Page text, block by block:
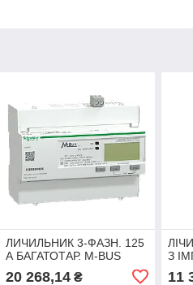
ЛИЧИЛЬНИК 3-ФАЗН. 125
А БАГАТОТАР. M-BUS
20 268,14₴
З
11